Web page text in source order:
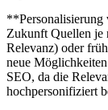
Zukunft Quellen je
Relevanz) oder
neue
SEO, da die
hochpersonifiziert